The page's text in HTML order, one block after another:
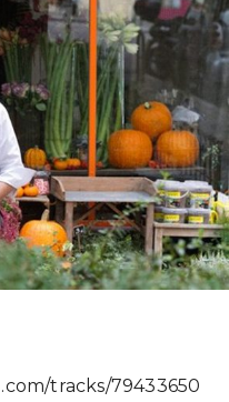
tracks/79433650